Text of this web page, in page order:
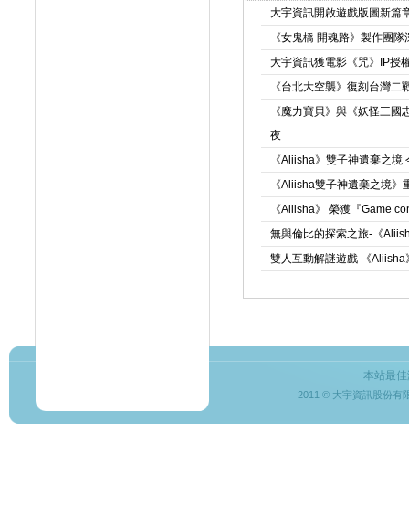
大宇資訊開啟遊戲版圖新篇
《女鬼橋 開魂路》製作團
大宇資訊獲電影《咒》IP授
《台北大空襲》復刻台灣
《魔力寶貝》與《妖怪三
夜
《Aliisha》雙子神遺棄之
《Aliisha雙子神遺棄之境
《Aliisha》 榮獲『Game
無與倫比的探索之旅-《
雙人互動解謎遊戲 《
本站最
2011 © 大宇資訊股份有